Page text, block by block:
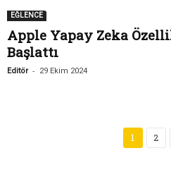
EĞLENCE
Apple Yapay Zeka
Başlattı
Editör - 29 Ekim 2024
1 2